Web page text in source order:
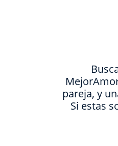
pareja, y
Si estas